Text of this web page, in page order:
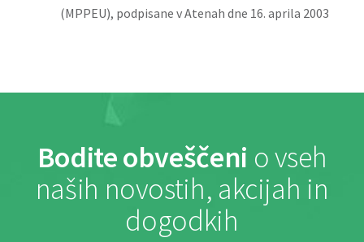
(MPPEU), podpisane v Atenah dne 16. aprila 2003
Bodite obveščeni o vseh
naših novostih, akcijah in
dogodkih